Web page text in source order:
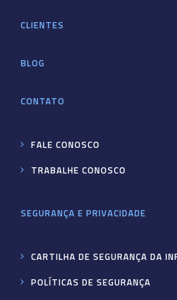
CLIENTES
BLOG
CONTATO
FALE CONOSCO
TRABALHE CONOSCO
SEGURANÇA E PRIVACIDADE
CARTILHA DE SEGURANÇA DA
POLÍTICAS DE SEGURANÇA